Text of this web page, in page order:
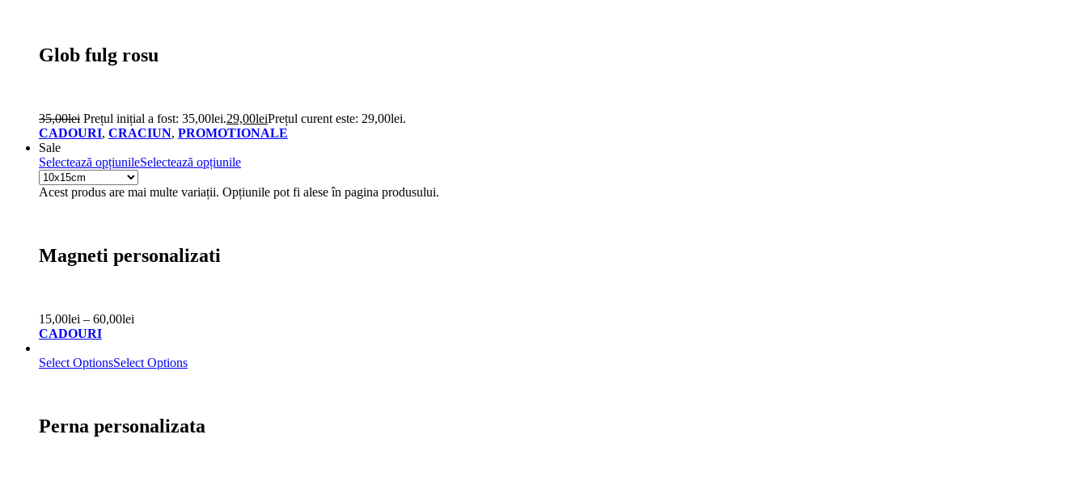
Glob fulg rosu
35,00lei Prețul inițial a fost: 35,00lei.29,00leiPrețul curent este: 29,00lei.
CADOURI, CRACIUN, PROMOTIONALE
Sale
Selectează opțiunileSelectează opțiunile
Acest produs are mai multe variații. Opțiunile pot fi alese în pagina produsului.
Magneti personalizati
15,00lei – 60,00lei
CADOURI
Select OptionsSelect Options
Perna personalizata